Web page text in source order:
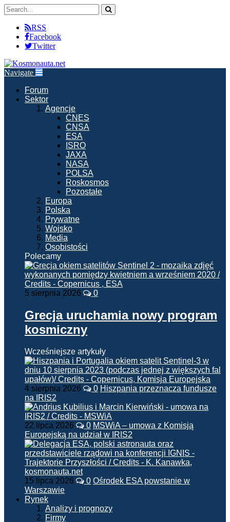
RSS
Facebook
Twitter
Navigate
Forum
Sektor
Agencje
CNES
CNSA
ESA
ISRO
JAXA
NASA
POLSA
Roskosmos
Pozostałe
Europa
Polska
Prywatne
Wojsko
Media
Osobistości
Polecamy
5 sierpnia 2026 0
Grecja uruchamia nowy program
kosmiczny
Wcześniejsze artykuły
4 sierpnia 2026 0 Hiszpania przeznacza fundusze
na IRIS2
22 lipca 2026 0 MSWiA – umowa z Komisją
Europejską na udział w IRIS2
15 lipca 2026 0 Ośrodek ESA powstanie w
Warszawie
Rynek
Analizy i prognozy
Firmy